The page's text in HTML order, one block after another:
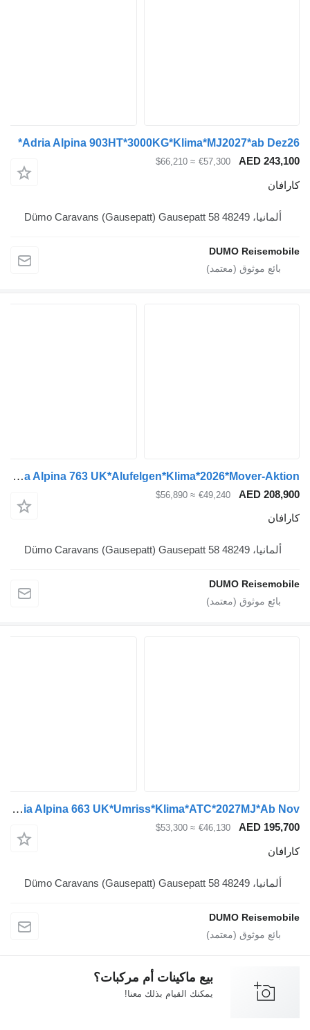
Adria Alpina
€57,300
≈ $66,210
DUMO
Adria Alpina 763 UK*Alufelgen*Klima*2026*Mover-Aktion*
€49,240
≈ $56,890
DUMO
Adria Alpina 663 UK*Umriss*Klima*ATC*2027MJ*Ab Nov*
€46,130
≈ $53,300
DUMO
بيع ماكينات أم مركبات؟
يمكنك القيام بذلك معنا!